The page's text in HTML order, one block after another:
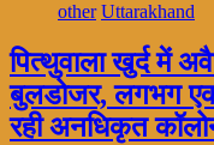
other Uttarakhand
पित्थुवाला खुर्द में
बुलडोजर, लगभग एक
रही अनधिकृत